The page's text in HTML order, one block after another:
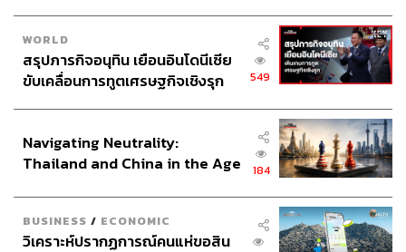
WORLD
สรุปภารกิจอนุทิน เยือนอินโดนีเซีย
ขับเคลื่อนการทูตเศรษฐกิจเชิงรุก
549
Navigating Neutrality:
Thailand and China in the Age
184
BUSINESS / ECONOMIC
วิเคราะห์ปรากฏการณ์คนแห่ขอสิน